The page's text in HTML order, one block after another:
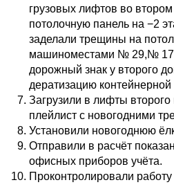
грузовых лифтов во
потолочную панель на −2
заделали трещины на
машиноместами № 29,№
дорожный знак у второго
дератизацию
Загрузили в лифты второго
плейлист с новогодними
Установили новогоднюю
Отправили в расчёт
офисных приборов учёта.
Проконтролировали